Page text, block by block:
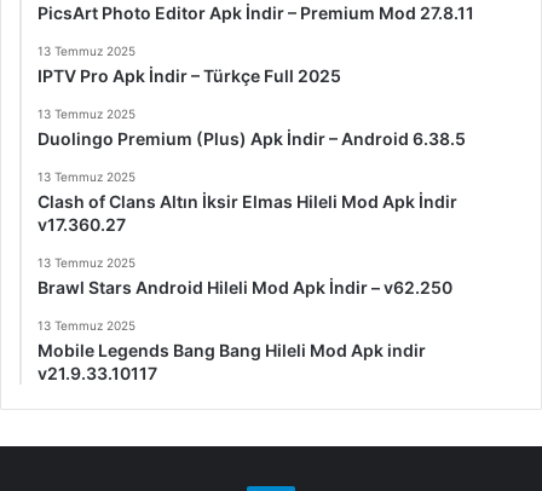
PicsArt Photo Editor Apk İndir – Premium Mod 27.8.11
13 Temmuz 2025
IPTV Pro Apk İndir – Türkçe Full 2025
13 Temmuz 2025
Duolingo Premium (Plus) Apk İndir – Android 6.38.5
13 Temmuz 2025
Clash of Clans Altın İksir Elmas Hileli Mod Apk İndir
v17.360.27
13 Temmuz 2025
Brawl Stars Android Hileli Mod Apk İndir – v62.250
13 Temmuz 2025
Mobile Legends Bang Bang Hileli Mod Apk indir
v21.9.33.10117